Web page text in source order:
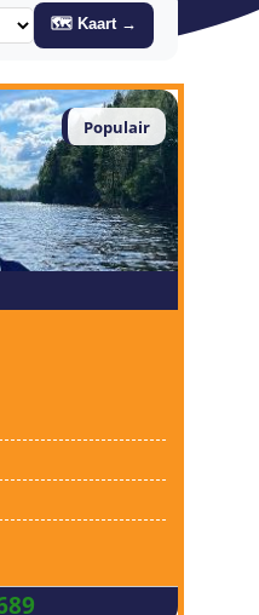
🗺 Kaart →
Populair